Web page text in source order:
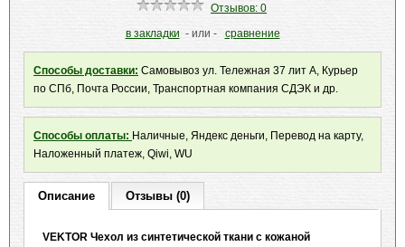
Отзывов: 0
в закладки - или - сравнение
Способы доставки: Самовывоз ул. Тележная 37 лит А, Курьер
по СПб, Почта России, Транспортная компания СДЭК и др.
Способы оплаты: Наличные, Яндекс деньги, Перевод на карту,
Наложенный платеж, Qiwi, WU
Описание Отзывы (0)
VEKTOR Чехол из синтетической ткани с кожаной